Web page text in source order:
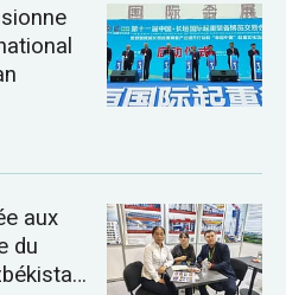
aux
du